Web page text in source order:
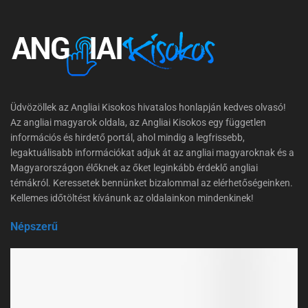
Üdvözöllek az Angliai Kisokos hivatalos honlapján kedves olvasó!
Az angliai magyarok oldala, az Angliai Kisokos egy független
információs és hirdető portál, ahol mindig a legfrissebb,
legaktuálisabb információkat adjuk át az angliai magyaroknak és a
Magyarországon élőknek az őket leginkább érdeklő angliai
témákról. Keressetek bennünket bizalommal az elérhetőségeinken.
Kellemes időtöltést kívánunk az oldalainkon mindenkinek!
Népszerű